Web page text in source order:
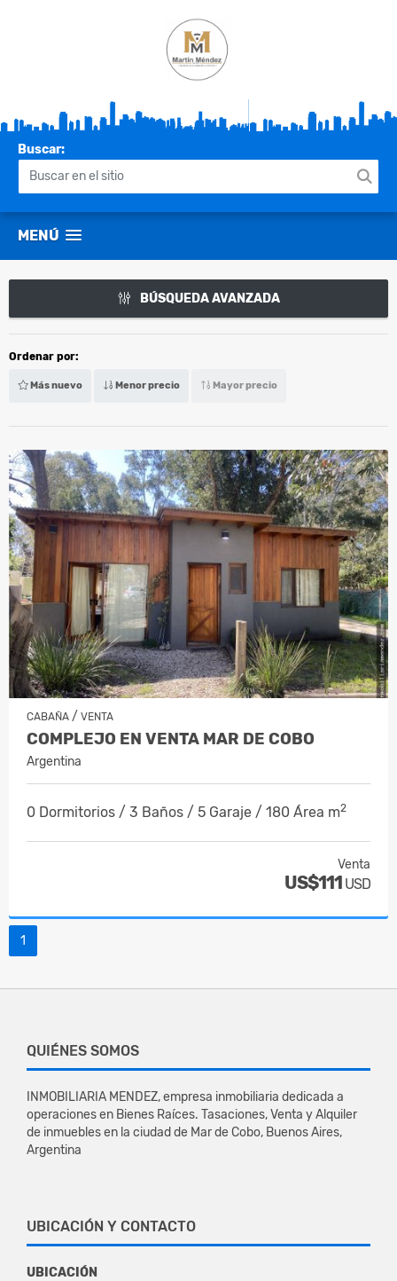
Buscar:
MENÚ
BÚSQUEDA AVANZADA
Ordenar por:
Más nuevo Menor precio Mayor precio
CABAÑA / VENTA
COMPLEJO EN VENTA MAR DE COBO
Argentina
0 Dormitorios / 3 Baños / 5 Garaje / 180 Área m2
Venta
US$111 USD
1
QUIÉNES SOMOS
INMOBILIARIA MENDEZ, empresa inmobiliaria dedicada a
operaciones en Bienes Raíces. Tasaciones, Venta y Alquiler
de inmuebles en la ciudad de Mar de Cobo, Buenos Aires,
Argentina
UBICACIÓN Y CONTACTO
UBICACIÓN